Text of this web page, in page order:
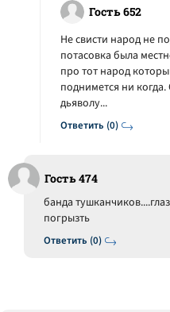
Гость 652
Ответить (0)
Не свисти народ не
потасовка была
про тот народ
поднимется ни
дьяволу...
Гость 474
Ответить (0)
банда
погрызть